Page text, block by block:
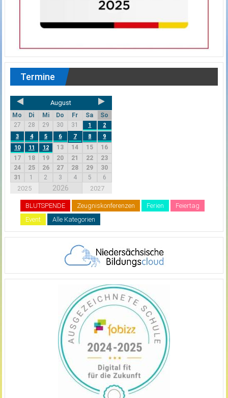
Termine
August
Mo Di Mi Do Fr Sa
So
27
28 29 30 31 1
2
3
4 5 6 7 8
9
10
11 12 13 14 15
16
17
18 19 20 21 22
23
24
25 26 27 28 29
30
31
1 2 3 4 5 6
2025 2026 2027
BLUTSPENDE Zeugniskonferenzen Ferien
Feiertag
Event
Alle Kategorien